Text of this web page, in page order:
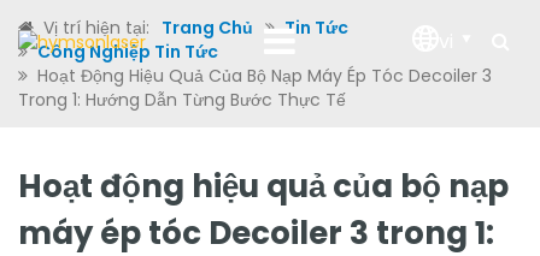
Vị trí hiện tại: Trang Chủ
Tin Tức
Công Nghiệp Tin Tức
Hoạt Động Hiệu Quả Của Bộ Nạp Máy Ép Tóc Decoiler 3
Trong 1: Hướng Dẫn Từng Bước Thực Tế
Hoạt động hiệu quả của bộ nạp
máy ép tóc Decoiler 3 trong 1: